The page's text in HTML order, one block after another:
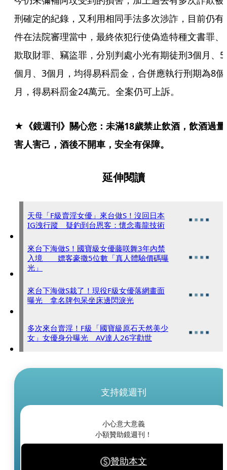
刑確定的紀錄，又利用相同手法多次涉詐，目前仍有
件在法院審理當中，最終依犯行使偽造特種文書罪、
欺取財罪、竊盜罪，分別判處小光有期徒刑3個月、5
個月、3個月，均得易科罰金，合併應執行刑期為8個
月，得易科罰金24萬元。全案仍可上訴。
★《鏡週刊》關心您：未滿18歲禁止飲酒，飲酒過量
害人害己，酒後不開車，安全有保障。
延伸閱讀
天母「F級賣淫女優」來台做S！沒回日本
IG洩行蹤 疑釣到台恩客：懷念毒龍技術
來台下海做S！國寶級女優藤咲舞3年內禁
入境 嫖客豪撒5位數「真人體驗價碼曝
光」
來台下海做S栽了！現役F級女優落網畫面
曝光 拿名牌包呆坐床邊閃淚光
多次來台賣淫！F級「國寶級原石天然美少
女」女優身分曝光 AV達人26字勸世
支持鏡週刊
小心意大意義
小額贊助鏡週刊！
贊助本文